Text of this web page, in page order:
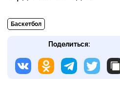
Баскетбол
Поделиться: